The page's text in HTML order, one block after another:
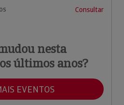
Consultar
nesta
últimos anos?
EVENTOS